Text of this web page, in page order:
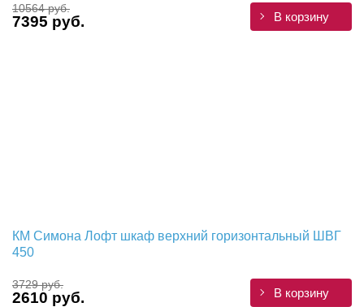
10564 руб.
7395 руб. В корзину
КМ Симона Лофт шкаф верхний горизонтальный ШВГ
450
3729 руб.
2610 руб. В корзину